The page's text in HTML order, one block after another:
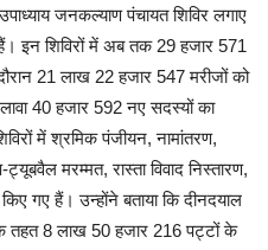
जनकल्याण पंचायत शिविर लगाए
इन शिविरों में अब तक 29 हजार 571
21 लाख 22 हजार 547 मरीजों को
40 हजार 592 नए सदस्यों का
में श्रमिक पंजीयन, नामांतरण,
मरम्मत, रास्ता विवाद निस्तारण,
गए हैं। उन्होंने बताया कि दीनदयाल
के तहत 8 लाख 50 हजार 216 पट्टों के